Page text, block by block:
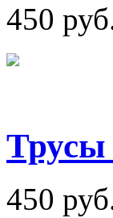
450
Трусы
450